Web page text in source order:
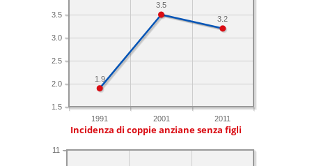
1991 2001 2011
1.5
2.0
2.5
3.0
3.5
3.2
3.5
1.9
Incidenza di coppie anziane senza figli
11